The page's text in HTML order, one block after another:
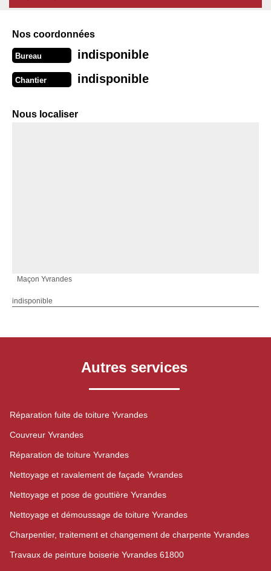
Nos coordonnées
Bureau indisponible
Chantier indisponible
Nous localiser
Maçon Yvrandes
indisponible
Autres services
Réparation fuite de toiture Yvrandes
Couvreur Yvrandes
Réparation de toiture Yvrandes
Nettoyage et ravalement de façade Yvrandes
Nettoyage et pose de gouttière Yvrandes
Nettoyage et démoussage de toiture Yvrandes
Charpentier, traitement et changement de charpente Yvrandes
Travaux de peinture boiserie Yvrandes 61800